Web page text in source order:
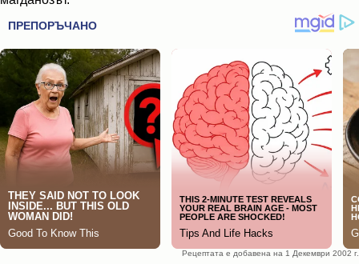
Рецептата е добавена на 1 Декември 2002 г.